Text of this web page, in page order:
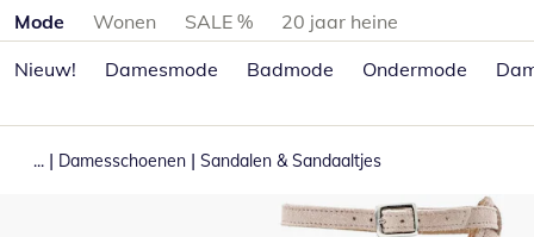
Productcategorieën overslaan
Mode Wonen SALE %
20 jaar heine
Nieuw!
Damesmode Badmode Ondermode
... | Damesschoenen | Sandalen & Sandaaltjes